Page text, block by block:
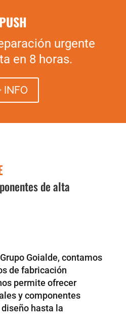
PUSH
urgente
en 8 horas.
INFO
de alta
Goialde, contamos
de fabricación
permite ofrecer
y componentes
hasta la